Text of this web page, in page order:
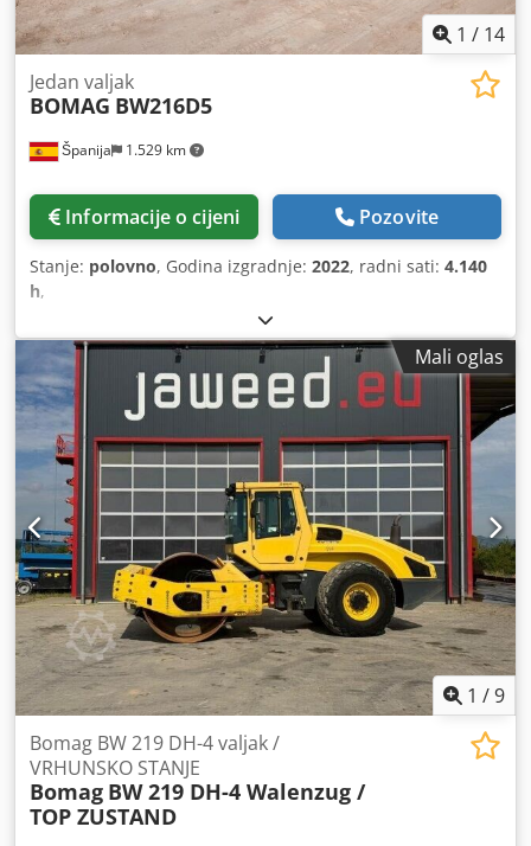
1 / 14
Španija 1.529 km
Jedan valjak
BOMAG BW216D5
Informacije o cijeni Pozovite
Stanje: polovno, Godina izgradnje: 2022, radni sati: 4.140
h,
Mali oglas
1 /9
Bomag BW 219 DH-4 valjak /
VRHUNSKO STANJE
Bomag BW 219 DH-4 Walenzug /
TOP ZUSTAND